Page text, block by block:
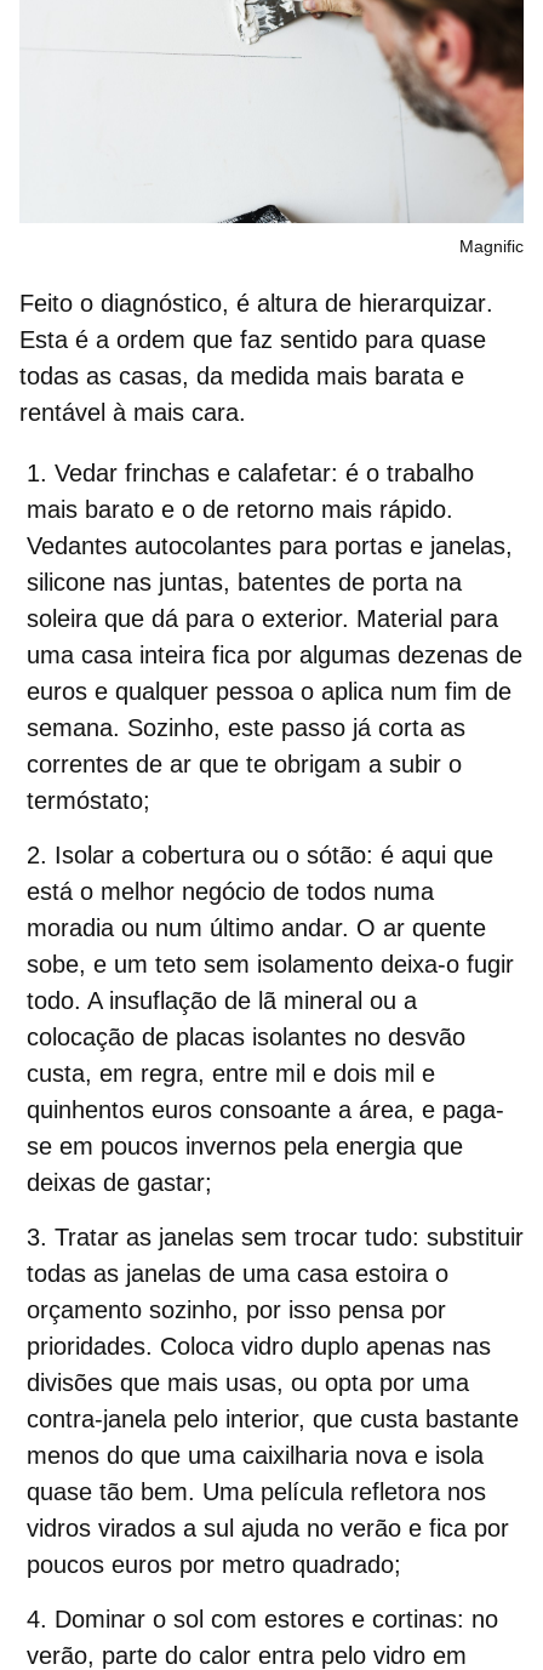
Magnific
Feito o diagnóstico, é altura de hierarquizar.
Esta é a ordem que faz sentido para quase
todas as casas, da medida mais barata e
rentável à mais cara.
Vedar frinchas e calafetar: é o trabalho
mais barato e o de retorno mais rápido.
Vedantes autocolantes para portas e janelas,
silicone nas juntas, batentes de porta na
soleira que dá para o exterior. Material para
uma casa inteira fica por algumas dezenas de
euros e qualquer pessoa o aplica num fim de
semana. Sozinho, este passo já corta as
correntes de ar que te obrigam a subir o
termóstato;
Isolar a cobertura ou o sótão: é aqui que
está o melhor negócio de todos numa
moradia ou num último andar. O ar quente
sobe, e um teto sem isolamento deixa-o fugir
todo. A insuflação de lã mineral ou a
colocação de placas isolantes no desvão
custa, em regra, entre mil e dois mil e
quinhentos euros consoante a área, e paga-
se em poucos invernos pela energia que
deixas de gastar;
Tratar as janelas sem trocar tudo: substituir
todas as janelas de uma casa estoira o
orçamento sozinho, por isso pensa por
prioridades. Coloca vidro duplo apenas nas
divisões que mais usas, ou opta por uma
contra-janela pelo interior, que custa bastante
menos do que uma caixilharia nova e isola
quase tão bem. Uma película refletora nos
vidros virados a sul ajuda no verão e fica por
poucos euros por metro quadrado;
Dominar o sol com estores e cortinas: no
verão, parte do calor entra pelo vidro em